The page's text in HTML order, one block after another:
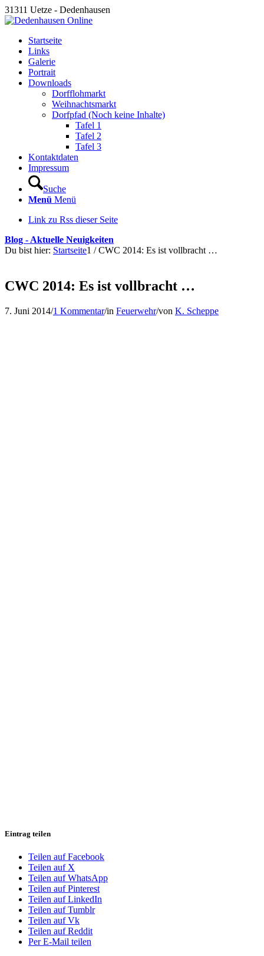
31311 Uetze - Dedenhausen
Startseite
Links
Galerie
Portrait
Downloads
Dorfflohmarkt
Weihnachtsmarkt
Dorfpfad (Noch keine Inhalte)
Tafel 1
Tafel 2
Tafel 3
Kontaktdaten
Impressum
Suche
Menü Menü
Link zu Rss dieser Seite
Blog - Aktuelle Neuigkeiten
Du bist hier: Startseite1 / CWC 2014: Es ist vollbracht …
CWC 2014: Es ist vollbracht …
7. Juni 2014/1 Kommentar/in Feuerwehr/von K. Scheppe
Eintrag teilen
Teilen auf Facebook
Teilen auf X
Teilen auf WhatsApp
Teilen auf Pinterest
Teilen auf LinkedIn
Teilen auf Tumblr
Teilen auf Vk
Teilen auf Reddit
Per E-Mail teilen